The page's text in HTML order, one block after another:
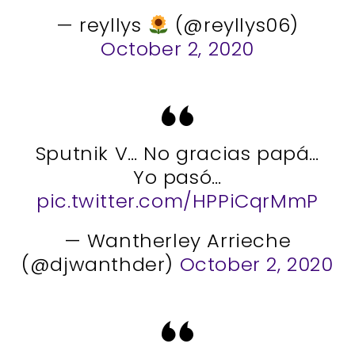
— reyllys
(@reyllys06)
October 2, 2020
Sputnik V… No gracias papá…
Yo pasó…
pic.twitter.com/HPPiCqrMmP
— Wantherley Arrieche
(@djwanthder) October 2, 2020